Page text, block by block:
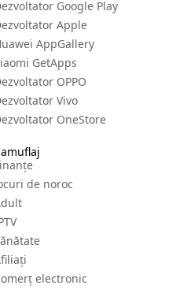
de noroc
electronic
Google Play
Apple
AppGallery
GetApps
OPPO
Vivo
OneStore